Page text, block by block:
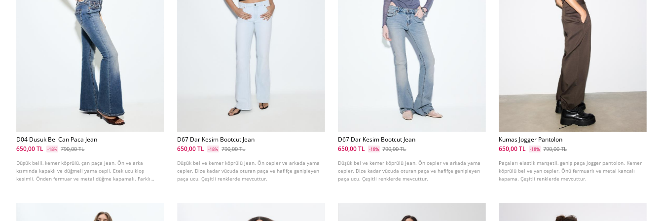
D04 Dusuk Bel Can Paca Jean
650,00 TL
-18% 790,00 TL
Düşük belli, kemer köprülü, çan paça jean. Ön ve arka
kısmında kapaklı ve düğmeli yama cepli. Etek ucu kloş
kesimli. Önden fermuar ve metal düğme kapamalı. Farklı
D67 Dar Kesim Bootcut Jean
650,00 TL
-18% 790,00 TL
Düşük bel ve kemer köprülü jean. Ön cepler ve arkada yama
cepler. Dize kadar vücuda oturan paça ve hafifçe genişleyen
paça ucu. Çeşitli renklerde mevcuttur.
D67 Dar Kesim Bootcut Jean
650,00 TL
-18% 790,00 TL
Düşük bel ve kemer köprülü jean. Ön cepler ve arkada yama
cepler. Dize kadar vücuda oturan paça ve hafifçe genişleyen
paça ucu. Çeşitli renklerde mevcuttur.
Kumas Jogger Pantolon
650,00 TL
-18% 790,00 TL
Paçaları elastik manşetli, geniş paça jogger pantolon. Kemer
köprülü bel ve yan cepler. Önü fermuarlı ve metal kancalı
kapama. Çeşitli renklerde mevcuttur.